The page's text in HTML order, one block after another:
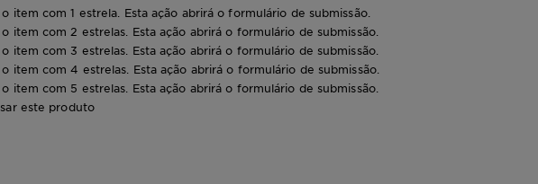
item com 1 estrela. Esta ação abrirá o formulário de submissão.
item com 2 estrelas. Esta ação abrirá o formulário de submissão.
item com 3 estrelas. Esta ação abrirá o formulário de submissão.
item com 4 estrelas. Esta ação abrirá o formulário de submissão.
item com 5 estrelas. Esta ação abrirá o formulário de submissão.
este produto